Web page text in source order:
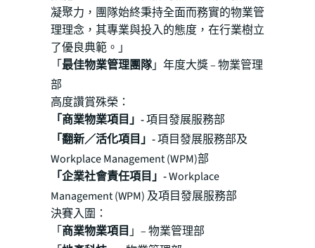
凝聚力，團隊始終秉持全面而務實的物業管
理理念，其專業與投入的態度，在行業樹立
了優良典範。」
「最佳物業管理團隊」年度大獎 – 物業管理
部
高度讚賞殊榮：
「商業物業項目」-項目發展服務部
「翻新／活化項目」-項目發展服務部及
Workplace Management (WPM)部
「企業社會責任項目」-Workplace
Management (WPM) 及項目發展服務部
決賽入圍：
「商業物業項目 」– 物業管理部